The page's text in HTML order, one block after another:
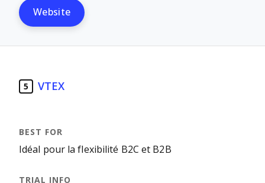
Website
5 VTEX
Idéal pour la flexibilité B2C et B2B